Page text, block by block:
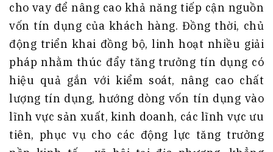
cho vay để nâng cao khả năng tiếp cận nguồn
vốn tín dụng của khách hàng. Đồng thời, chủ
động triển khai đồng bộ, linh hoạt nhiều giải
pháp nhằm thúc đẩy tăng trưởng tín dụng có
hiệu quả gắn với kiểm soát, nâng cao chất
lượng tín dụng, hướng dòng vốn tín dụng vào
lĩnh vực sản xuất, kinh doanh, các lĩnh vực ưu
tiên, phục vụ cho các động lực tăng trưởng